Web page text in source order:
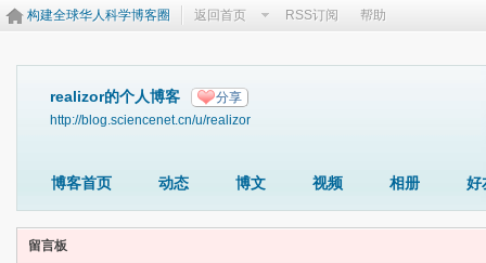
构建全球华人科学博客圈 返回首页 RSS订阅 帮助
realizor的个人博客 分享
http://blog.sciencenet.cn/u/realizor
博客首页 动态 博文 视频 相册 好
留言板